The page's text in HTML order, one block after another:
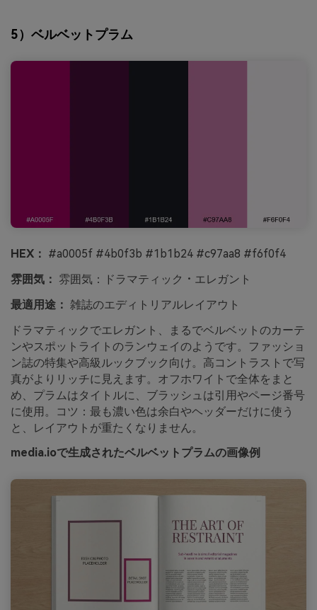
5）ベルベットプラム
HEX： #a0005f #4b0f3b #1b1b24 #c97aa8 #f6f0f4
雰囲気： 雰囲気：ドラマティック・エレガント
最適用途： 雑誌のエディトリアルレイアウト
ドラマティックでエレガント、まるでベルベットのカーテ
ンやスポットライトのランウェイのようです。ファッショ
ン誌の特集や高級ルックブック向け。高コントラストで写
真がよりリッチに見えます。オフホワイトで全体をまと
め、プラムはタイトルに、ブラッシュは引用やページ番号
に使用。コツ：最も濃い色は余白やヘッダーだけに使う
と、レイアウトが重たくなりません。
media.ioで生成されたベルベットプラムの画像例